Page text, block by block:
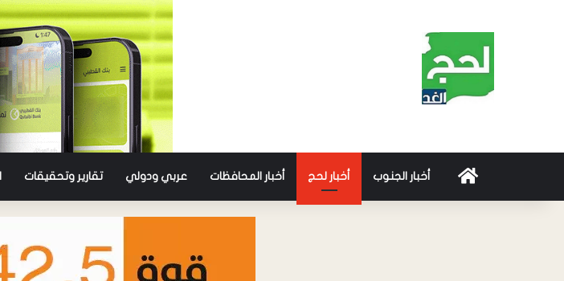
أخبار الجنوب أخبار لحج أخبار المحافظات عربي ودولي تقارير وتحقيقات